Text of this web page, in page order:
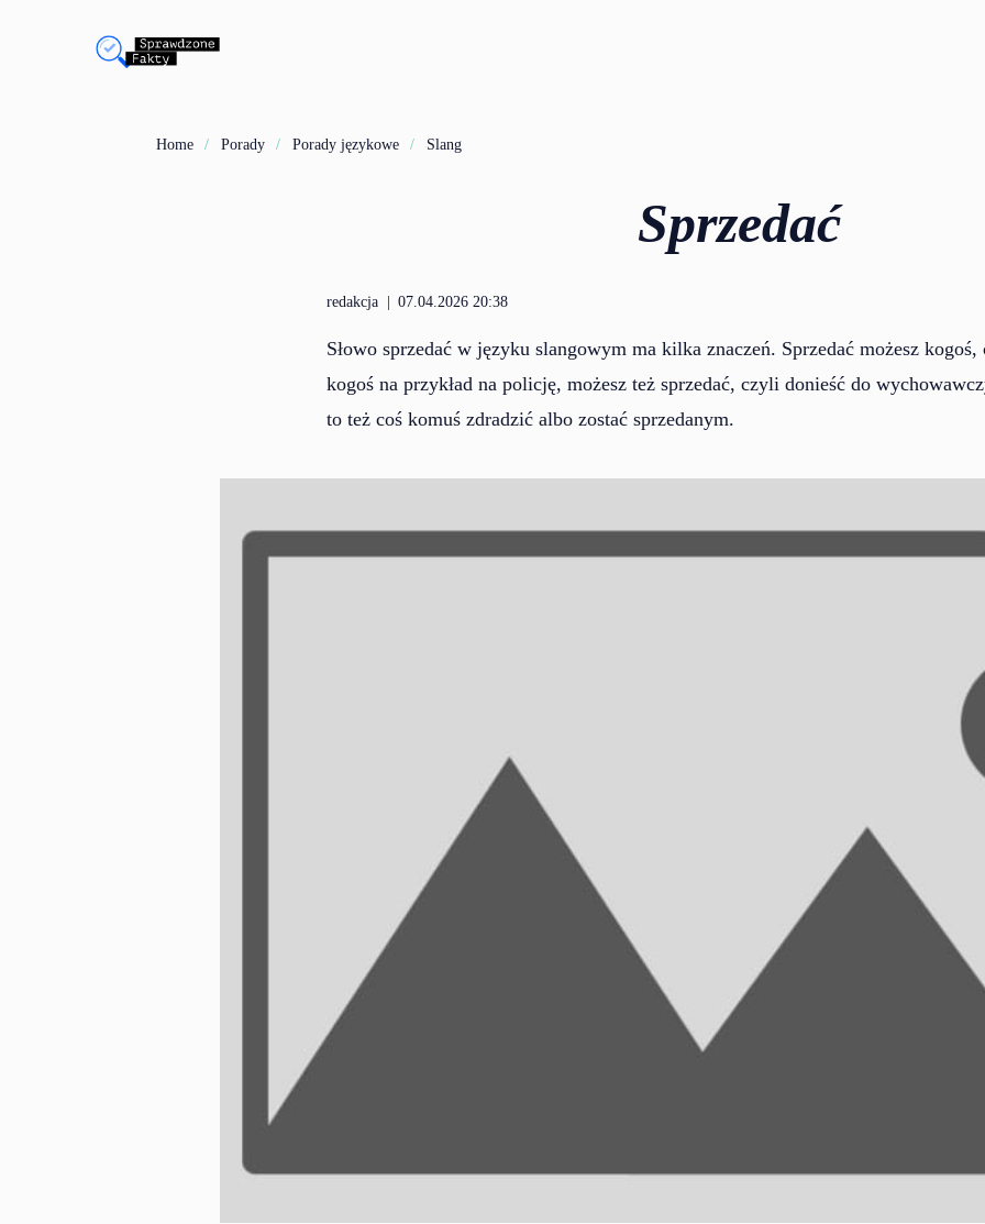
Home Porady Porady językowe Slang
Sprzedać
redakcja | 07.04.2026 20:38
Słowo sprzedać w języku slangowym ma kilka znaczeń. Sprzedać możesz
kogoś na przykład na policję, możesz też sprzedać, czyli donieść do
to też coś komuś zdradzić albo zostać sprzedanym.